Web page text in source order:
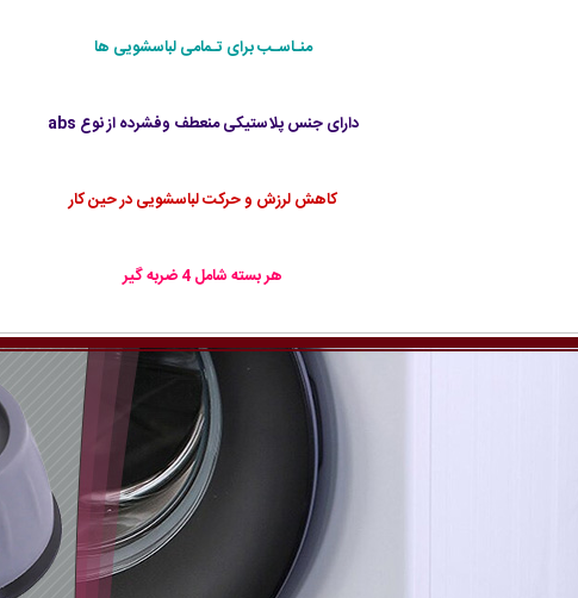
منـاسـب برای تـمامی لباسشویی ها
دارای جنس پلاستیکی منعطف وفشرده از نوع abs
کاهش لرزش و حرکت لباسشویی در حین کار
هر بسته شامل 4 ضربه گیر